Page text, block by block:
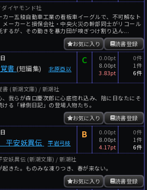
イヤモンド社
カー五稜自動車工業の看板車イーグルで、不可解なト
メーカーと損保会社・中央火災の幹部同士がリコール
するが、その動きを暴力団が嗅ぎつけ割り込ん...
読書登録
お気に入り
書 (短編集)
北原亞以
C
0.00pt
8.00pt
3.83pt
0件
1件
6件
(新潮文庫) / 新潮社
、我らが森口慶次郎に心底惚れ込み、陰に日なたにそ
る「縁側日記」の登場人物たち。
読書登録
お気に入り
平安妖異伝 平岩弓枝
B
0.00pt
8.00pt
4.17pt
0件
1件
6件
妖異伝 (新潮文庫) / 新潮社
きた。ものみな凍りつき、春が来ない。
読書登録
お気に入り